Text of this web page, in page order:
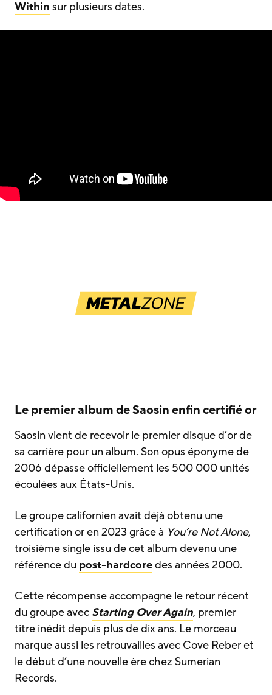
Within sur plusieurs dates.
Le premier album de Saosin enfin certifié or
Saosin vient de recevoir le premier disque d’or de
sa carrière pour un album. Son opus éponyme de
2006 dépasse officiellement les 500 000 unités
écoulées aux États-Unis.
Le groupe californien avait déjà obtenu une
certification or en 2023 grâce à You’re Not Alone,
troisième single issu de cet album devenu une
référence du post-hardcoredes années 2000.
Cette récompense accompagne le retour récent
du groupe avec Starting Over Again, premier
titre inédit depuis plus de dix ans. Le morceau
marque aussi les retrouvailles avec Cove Reber et
le début d’une nouvelle ère chez Sumerian
Records.